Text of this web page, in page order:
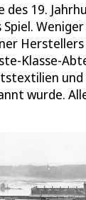
19.
Klasse-
und
wurde.